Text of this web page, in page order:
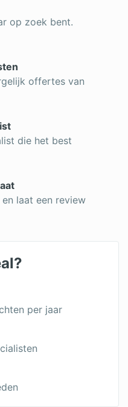
aanleggen
badkamer
op zoek bent.
offertes van
die het best
laat een review
per jaar